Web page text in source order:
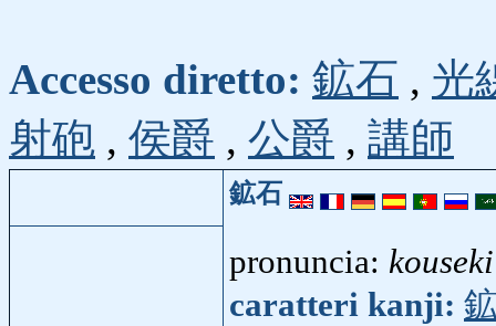
Accesso diretto: 鉱石 , 光
射砲 , 侯爵 , 公爵 , 講師
鉱石
pronuncia: kouseki
caratteri kanji: